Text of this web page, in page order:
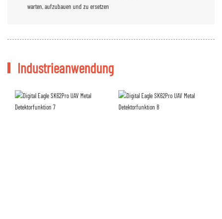
warten, aufzubauen und zu ersetzen
Industrieanwendung